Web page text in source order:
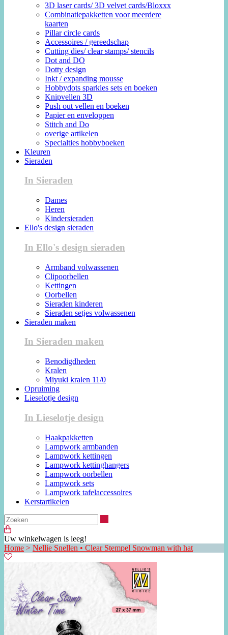
3D laser cards/ 3D velvet cards/Bloxxx
Combinatiepakketten voor meerdere
kaarten
Pillar circle cards
Accessoires / gereedschap
Cutting dies/ clear stamps/ stencils
Dot and DO
Dotty design
Inkt / expanding mousse
Hobbydots sparkles sets en boeken
Knipvellen 3D
Push out vellen en boeken
Papier en enveloppen
Stitch and Do
overige artikelen
Specialties hobbyboeken
Kleuren
Sieraden
In Sieraden
Dames
Heren
Kindersieraden
Ello's design sieraden
In Ello's design sieraden
Armband volwassenen
Clipoorbellen
Kettingen
Oorbellen
Sieraden kinderen
Sieraden setjes volwassenen
Sieraden maken
In Sieraden maken
Benodigdheden
Kralen
Miyuki kralen 11/0
Opruiming
Lieselotje design
In Lieselotje design
Haakpakketten
Lampwork armbanden
Lampwork kettingen
Lampwork kettinghangers
Lampwork oorbellen
Lampwork sets
Lampwork tafelaccessoires
Kerstartikelen
Uw winkelwagen is leeg!
Home > Nellie Snellen • Clear Stempel Snowman with hat